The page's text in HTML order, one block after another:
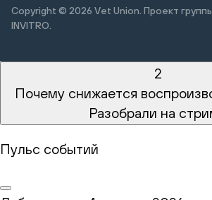
Copyright © 2026 Vet Union. Проект
INVITRO.
2
Почему снижается
Разобрали на
Пульс событий